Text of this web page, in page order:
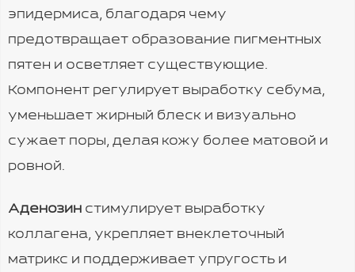
эпидермиса, благодаря чему
предотвращает образование пигментных
пятен и осветляет существующие.
Компонент регулирует выработку себума,
уменьшает жирный блеск и визуально
сужает поры, делая кожу более матовой и
ровной.
Аденозин стимулирует выработку
коллагена, укрепляет внеклеточный
матрикс и поддерживает упругость и